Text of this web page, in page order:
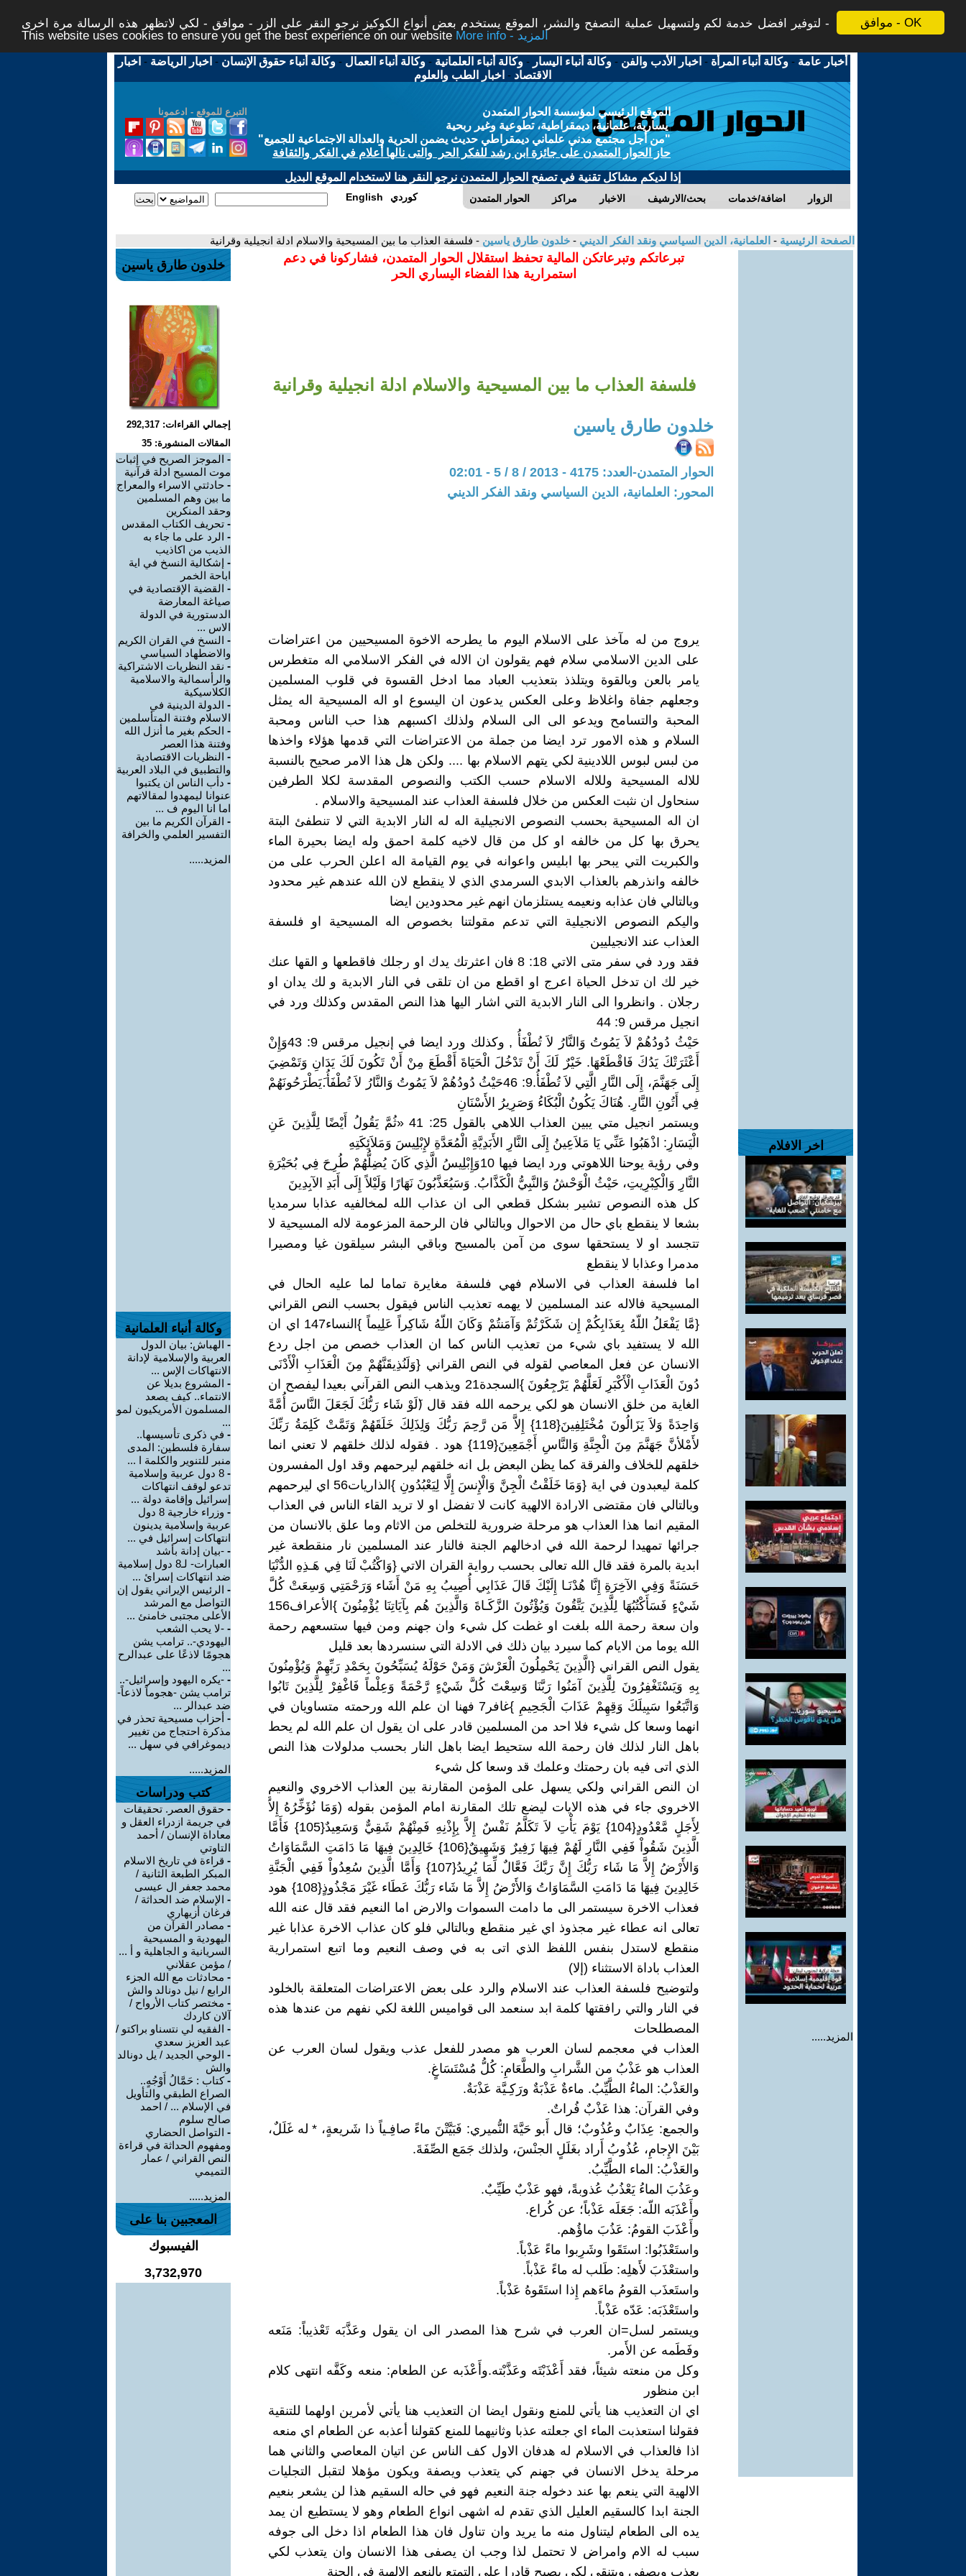
موافق - OK
لتوفير افضل خدمة لكم ولتسهيل عملية التصفح والنشر، الموقع يستخدم بعض أنواع الكوكيز نرجو النقر على الزر - موافق - لكي لاتظهر هذه الرسالة مرة اخرى -
This website uses cookies to ensure you get the best experience on our website
More info - المزيد
أخبار عامة -وكالة أنباء المرأة - اخبار الأدب والفن -وكالة أنباء اليسار -وكالة أنباء العلمانية -وكالة أنباء العمال -وكالة أنباء حقوق الإنسان - اخبار الرياضة - اخبار
الاقتصاد - اخبار الطب والعلوم
التبرع للموقع - ادعمونا
الموقع الرئيسي لمؤسسة الحوار المتمدن
يسارية، علمانية، ديمقراطية، تطوعية وغير ربحية
"من أجل مجتمع مدني علماني ديمقراطي حديث يضمن الحرية والعدالة الاجتماعية للجميع"
حاز الحوار المتمدن على جائزة ابن رشد للفكر الحر والتى نالها أعلام في الفكر والثقافة
إذا لديكم مشاكل تقنية في تصفح الحوار المتمدن نرجو النقر هنا لاستخدام الموقع البديل
الحوار المتمدن مراكز الاخبار بحث/الارشيف اضافة/خدمات الزوار English كوردي
الصفحة الرئيسية - العلمانية، الدين السياسي ونقد الفكر الديني - خلدون طارق ياسين - فلسفة العذاب ما بين المسيحية والاسلام ادلة انجيلية وقرانية
اخر الافلام
المزيد.....
تبرعاتكم وتبرعاتكن المالية تحفظ استقلال الحوار المتمدن، فشاركونا في دعم
استمرارية هذا الفضاء اليساري الحر
فلسفة العذاب ما بين المسيحية والاسلام ادلة انجيلية وقرانية
خلدون طارق ياسين
الحوار المتمدن-العدد: 4175 - 2013 / 8 / 5 - 02:01
المحور: العلمانية، الدين السياسي ونقد الفكر الديني
يروج من له مآخذ على الاسلام اليوم ما يطرحه الاخوة المسيحيين من اعتراضات
على الدين الاسلامي سلام فهم يقولون ان الاله في الفكر الاسلامي اله متغطرس
يامر بالعن وبالقوة ويتلذذ بتعذيب العباد مما ادخل القسوة في قلوب المسلمين
وجعلهم جفاة واغلاظ وعلى العكس يدعون ان اليسوع او اله المسيحية اله يمثل
المحبة والتسامح ويدعو الى الى السلام ولذلك اكسبهم هذا حب الناس ومحبة
السلام و هذه الامور ترد ايضا من جملة من الاعتراضات التي قدمها هؤلاء واخذها
من لبس لبوس اللادينية لكي يتهم الاسلام بها .... ولكن هل هذا الامر صحيح بالنسبة
للاله المسيحية وللاله الاسلام حسب الكتب والنصوص المقدسة لكلا الطرفين
سنحاول ان نثبت العكس من خلال فلسفة العذاب عند المسيحية والاسلام .
ان اله المسيحية بحسب النصوص الانجيلية اله له النار الابدية التي لا تنطفئ البتة
يحرق بها كل من خالفه او كل من قال لاخيه كلمة احمق وله ايضا بحيرة الماء
والكبريت التي يبحر بها ابليس واعوانه في يوم القيامة اله اعلن الحرب على من
خالفه وانذرهم بالعذاب الابدي السرمدي الذي لا ينقطع لان الله عندهم غير محدود
وبالتالي فان عذابه ونعيمه يستلزمان انهم غير محدودين ايضا
واليكم النصوص الانجيلية التي تدعم مقولتنا بخصوص اله المسيحية او فلسفة
العذاب عند الانجيليين
فقد ورد في سفر متى الاتي 18: 8 فان اعثرتك يدك او رجلك فاقطعها و القها عنك
خير لك ان تدخل الحياة اعرج او اقطع من ان تلقى في النار الابدية و لك يدان او
رجلان . وانظروا الى النار الابدية التي اشار اليها هذا النص المقدس وكذلك ورد في
انجيل مرقس 9: 44
حَيْثُ دُودُهُمْ لاَ يَمُوتُ وَالنَّارُ لاَ تُطْفَأُ , وكذلك ورد ايضا في إنجيل مرقس 9: 43وَإِنْ
أَعْثَرَتْكَ يَدُكَ فَاقْطَعْهَا. خَيْرٌ لَكَ أَنْ تَدْخُلَ الْحَيَاةَ أَقْطَعَ مِنْ أَنْ تَكُونَ لَكَ يَدَانِ وَتَمْضِيَ
إِلَى جَهَنَّمَ، إِلَى النَّارِ الَّتِي لاَ تُطْفَأُ.9: 46حَيْثُ دُودُهُمْ لاَ يَمُوتُ وَالنَّارُ لاَ تُطْفَأُ.َيَطْرَحُونَهُمْ
فِي أَتُونِ النَّارِ. هُنَاكَ يَكُونُ الْبُكَاءُ وَصَرِيرُ الأَسْنَانِ
ويستمر انجيل متي يبين العذاب اللاهي بالقول 25: 41 «ثُمَّ يَقُولُ أَيْضًا لِلَّذِينَ عَنِ
الْيَسَارِ: اذْهَبُوا عَنِّي يَا مَلاَعِينُ إِلَى النَّارِ الأَبَدِيَّةِ الْمُعَدَّةِ لإِبْلِيسَ وَمَلاَئِكَتِهِ
وفي رؤية يوحنا اللاهوتي ورد ايضا فيها 10وَإِبْلِيسُ الَّذِي كَانَ يُضِلُّهُمْ طُرِحَ فِي بُحَيْرَةِ
النَّارِ وَالْكِبْرِيتِ، حَيْثُ الْوَحْشُ وَالنَّبِيُّ الْكَذَّابُ. وَسَيُعَذَّبُونَ نَهَارًا وَلَيْلاً إِلَى أَبَدِ الآبِدِينَ
كل هذه النصوص تشير بشكل قطعي الى ان عذاب الله لمخالفيه عذابا سرمديا
بشعا لا ينقطع باي حال من الاحوال وبالتالي فان الرحمة المزعومة لاله المسيحية لا
تتجسد او لا يستحقها سوى من آمن بالمسيح وباقي البشر سيلقون غيا ومصيرا
مدمرا وعذابا لا ينقطع
اما فلسفة العذاب في الاسلام فهي فلسفة مغايرة تماما لما عليه الحال في
المسيحية فالاله عند المسلمين لا يهمه تعذيب الناس فيقول بحسب النص القراني
{مَّا يَفْعَلُ اللّهُ بِعَذَابِكُمْ إِن شَكَرْتُمْ وَآمَنتُمْ وَكَانَ اللّهُ شَاكِراً عَلِيماً }النساء147 اي ان
الله لا يستفيد باي شيء من تعذيب الناس كما ان العذاب خصص من اجل ردع
الانسان عن فعل المعاصي لقوله في النص القراني {وَلَنُذِيقَنَّهُمْ مِنَ الْعَذَابِ الْأَدْنَى
دُونَ الْعَذَابِ الْأَكْبَرِ لَعَلَّهُمْ يَرْجِعُونَ }السجدة21 ويذهب النص القرآني بعيدا ليفصح ان
الغاية من خلق الانسان هو لكي يرحمه الله فقد قال (َلَوْ شَاء رَبُّكَ لَجَعَلَ النَّاسَ أُمَّةً
وَاحِدَةً وَلاَ يَزَالُونَ مُخْتَلِفِينَ{118} إِلاَّ مَن رَّحِمَ رَبُّكَ وَلِذَلِكَ خَلَقَهُمْ وَتَمَّتْ كَلِمَةُ رَبِّكَ
لأَمْلأنَّ جَهَنَّمَ مِنَ الْجِنَّةِ وَالنَّاسِ أَجْمَعِينَ{119} هود . فقوله لذلك خلقهم لا تعني انما
خلقهم للخلاف والفرقة كما يظن البعض بل انه خلقهم ليرحمهم وقد اول المفسرون
كلمة ليعبدون في اية {وَمَا خَلَقْتُ الْجِنَّ وَالْإِنسَ إِلَّا لِيَعْبُدُونِ }الذاريات56 اي ليرحمهم
وبالتالي فان مقتضى الارادة الالهية كانت لا تفضل او لا تريد القاء الناس في العذاب
المقيم انما هذا العذاب هو مرحلة ضرورية للتخلص من الاثام وما علق بالانسان من
جرائها تمهيدا لرحمة الله في ادخالهم الجنة فالنار عند المسلمين نار منقطعة غير
ابدية بالمرة فقد قال الله تعالى بحسب رواية القران الاتي {وَاكْتُبْ لَنَا فِي هَـذِهِ الدُّنْيَا
حَسَنَةً وَفِي الآخِرَةِ إِنَّا هُدْنَـا إِلَيْكَ قَالَ عَذَابِي أُصِيبُ بِهِ مَنْ أَشَاء وَرَحْمَتِي وَسِعَتْ كُلَّ
شَيْءٍ فَسَأَكْتُبُهَا لِلَّذِينَ يَتَّقُونَ وَيُؤْتُونَ الزَّكَـاةَ وَالَّذِينَ هُم بِآيَاتِنَا يُؤْمِنُونَ }الأعراف156
وان سعة رحمة الله بلغت او غطت كل شيء وان جهنم ومن فيها ستسعهم رحمة
الله يوما من الايام كما سيرد بيان ذلك في الادلة التي سنسردها بعد قليل
يقول النص القراني {الَّذِينَ يَحْمِلُونَ الْعَرْشَ وَمَنْ حَوْلَهُ يُسَبِّحُونَ بِحَمْدِ رَبِّهِمْ وَيُؤْمِنُونَ
بِهِ وَيَسْتَغْفِرُونَ لِلَّذِينَ آمَنُوا رَبَّنَا وَسِعْتَ كُلَّ شَيْءٍ رَّحْمَةً وَعِلْماً فَاغْفِرْ لِلَّذِينَ تَابُوا
وَاتَّبَعُوا سَبِيلَكَ وَقِهِمْ عَذَابَ الْجَحِيمِ }غافر7 فهنا ان علم الله ورحمته متساويان في
انهما وسعا كل شيء فلا احد من المسلمين قادر على ان يقول ان علم الله لم يحط
باهل النار لذلك فان رحمة الله ستحيط ايضا باهل النار بحسب مدلولات هذا النص
الذي اتى فيه بان رحمتك وعلمك قد وسعا كل شيء
ان النص القراني ولكي يسهل على المؤمن المقارنة بين العذاب الاخروي والنعيم
الاخروي جاء في هذه الايات ليضع تلك المقارنة امام المؤمن بقوله (وَمَا نُؤَخِّرُهُ إِلاَّ
لِأَجَلٍ مَّعْدُودٍ{104} يَوْمَ يَأْتِ لاَ تَكَلَّمُ نَفْسٌ إِلاَّ بِإِذْنِهِ فَمِنْهُمْ شَقِيٌّ وَسَعِيدٌ{105} فَأَمَّا
الَّذِينَ شَقُواْ فَفِي النَّارِ لَهُمْ فِيهَا زَفِيرٌ وَشَهِيقٌ{106} خَالِدِينَ فِيهَا مَا دَامَتِ السَّمَاوَاتُ
وَالأَرْضُ إِلاَّ مَا شَاء رَبُّكَ إِنَّ رَبَّكَ فَعَّالٌ لِّمَا يُرِيدُ{107} وَأَمَّا الَّذِينَ سُعِدُواْ فَفِي الْجَنَّةِ
خَالِدِينَ فِيهَا مَا دَامَتِ السَّمَاوَاتُ وَالأَرْضُ إِلاَّ مَا شَاء رَبُّكَ عَطَاء غَيْرَ مَجْذُوذٍ{108} هود
فعذاب الاخرة سيستمر الى ما دامت السموات والارض اما النعيم فقد قال عنه الله
تعالى انه عطاء غير مجذوذ اي غير منقطع وبالتالي فلو كان عذاب الاخرة عذابا غير
منقطع لاستدل بنفس اللفظ الذي اتى به في وصف النعيم وما اتبع استمرارية
العذاب باداة الاستثناء (إلا)
ولتوضيح فلسفة العذاب عند الاسلام والرد على بعض الاعتراضات المتعلقة بالخلود
في النار والتي رافقتها كلمة ابد سنعمد الى قواميس اللغة لكي نفهم من عندها هذه
المصطلحات
العذاب في معجمم لسان العرب هو مصدر للفعل عذب ويقول لسان العرب عن
العذاب هو عَذْبُ من الشَّرابِ والطَّعَامِ: كُلُّ مُسْتَسَاغٍ.
والعَذْبُ: الماءُ الطَّيِّبُ. ماءةٌ عَذْبَةٌ ورَكِـيَّة عَذْبَةٌ.
وفي القرآن: هذا عَذْبٌ فُراتٌ.
والجمع: عِذَابٌ وعُذُوبٌ؛ قال أَبو حَيَّةَ النُّميري: فَبَيَّتْنَ ماءً صافِـياً ذا شَريعةٍ، * له غَلَلٌ،
بَيْنَ الإِجامِ، عُذُوبُ أَراد بغَلَلٍ الجنْسَ، ولذلك جَمَع الصِّفَةَ.
والعَذْبُ: الماء الطَّيِّبُ.
وعَذُبَ الماءُ يَعْذُبُ عُذوبةً، فهو عَذْبٌ طَيِّبٌ.
وأَعْذَبَه اللّه: جَعَلَه عَذْباً؛ عن كُراع.
وأَعْذَبَ القومُ: عَذُبَ ماؤُهم.
واستَعْذَبُوا: استَقَوا وشَرِبوا ماءً عَذْباً.
واستعْذَبَ لأَهلِه: طَلب له ماءً عَذْباً.
واستَعذَب القومُ ماءَهم إِذا استَقَوهُ عَذْباً.
واستَعْذَبَه: عَدّه عَذْباً.
ويستمر لسل=ان العرب في شرح هذا المصدر الى ان يقول وعَذَّبَه تَعْذيباً: مَنَعه
وفَطَمه عن الأَمر.
وكل من منعته شيئاً، فقد أَعْذَبْتَه وعَذَّبْته.وأَعْذَبه عن الطعام: منعه وكَفَّه انتهى كلام
ابن منظور
اي ان التعذيب هنا يأتي للمنع ونقول ايضا ان التعذيب هنا يأتي لأمرين اولهما للتنقية
فقولنا استعذبت الماء اي جعلته عذبا وثانيهما للمنع كقولنا أعذبه عن الطعام اي منعه
اذا فالعذاب في الاسلام له هدفان الاول كف الناس عن اتيان المعاصي والثاني هما
مرحلة يدخل الانسان في جهنم كي يتعذب ويصفة ويكون مؤهلا لتقبل التجليات
الالهية التي ينعم بها عند دخوله جنة النعيم فهو في حاله السقيم هذا لن يشعر بنعيم
الجنة ابدا كالسقيم العليل الذي تقدم له اشهى انواع الطعام وهو لا يستطيع ان يمد
يده الى الطعام ليتناول منه ما يريد وان تناول فان هذا الطعام اذا دخل الى جوفه
سبب له الام وامراض لا تحتمل لذا وجب ان يصفى هذا الانسان وان يتعذب لكي
يعذب ويصفى ويتنقى لكي يصبح قادرا على التمتع بالنعم الالهية في الجنة
خلدون طارق ياسين
إجمالي القراءات: 292,317
المقالات المنشورة: 35
- الموجز الصريح في إثبات
موت المسيح ادلة قرآنية
- حادثتي الاسراء والمعراج
ما بين وهم المسلمين
وحقد المنكرين
- تحريف الكتاب المقدس
- الرد على ما جاء به
الذيب من اكاذيب
- إشكالية النسخ في اية
اباحة الخمر
- القضية الإقتصادية في
صياغة المعارضة
الدستورية في الدولة
الاس ...
- النسخ في القران الكريم
والاضطهاد السياسي
- نقد النظريات الاشتراكية
والرأسمالية والاسلامية
الكلاسيكية
- الدولة الدينية في
الاسلام وفتنة المتأسلمين
- الحكم بغير ما أنزل الله
وفتنة هذا العصر
- النظريات الاقتصادية
والتطبيق في البلاد العربية
- دأب الناس ان يكتبوا
عنوانا ليمهدوا لمقالاتهم
اما انا اليوم ف ...
- القرآن الكريم ما بين
التفسير العلمي والخرافة
المزيد.....
وكالة أنباء العلمانية
- الهباش: بيان الدول
العربية والإسلامية لإدانة
الانتهاكات الإس ...
- المشروع بديلا عن
الانتماء.. كيف يصعد
المسلمون الأمريكيون لمو
...
- في ذكرى تأسيسها..
سفارة فلسطين: المدى
منبر للتنوير والكلمة ا ...
-
8 دول عربية وإسلامية
تدعو لوقف انتهاكات
إسرائيل وإقامة دولة ...
-
وزراء خارجية 8 دول
عربية وإسلامية يدينون
انتهاكات إسرائيل في ...
- -بيان إدانة بأشد
العبارات- لـ8 دول إسلامية
ضد انتهاكات إسرائ ...
- الرئيس الإيراني يقول إن
التواصل مع المرشد
الأعلى مجتبى خامنئ ...
- -لا يحب الشعب
اليهودي-.. ترامب يشن
هجومًا لاذعًا على عبدالرح
...
- -يكره اليهود وإسرائيل-..
ترامب يشن -هجوماً لاذعاً-
ضد عبدالر ...
- أحزاب مسيحية تحذر في
مذكرة احتجاج من تغيير
ديموغرافي في سهل ...
المزيد.....
كتب ودراسات
- حقوق العصر. تحقيقات
في جريمة ازدراء العقل و
معاداة الإنسان / أحمد
التاوتي
- قراءة في تاريخ الاسلام
المبكر الطبعة الثانية /
محمد جعفر ال عيسى
- الإسلام ضد الحداثة /
فرغان أزيهاري
- مصادر القرآن من
اليهودية و المسيحية
السريانية و الجاهلية و أ ...
/ مؤمن عقلاني
- محادثات مع الله الجزء
الرابع / نيل دونالد والش
- مختصر كتاب الأرواح /
آلان كاردك
- الفقيه لي نتسناو براكتو /
عبد العزيز سعدي
- الوحي الجديد / يل دونالد
والش
-كتاب : حَمَّالُ أَوْجُهٍ..
الصراع الطبقي والتأويل
في الإسلام ... / احمد
صالح سلوم
- التواصل الحضاري
ومفهوم الحداثة في قراءة
النص القراني / عمار
التميمي
المزيد.....
المعجبين بنا على
الفيسبوك
3,732,970